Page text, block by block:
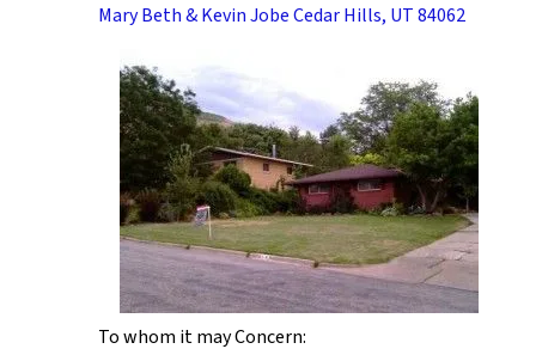
Mary Beth & Kevin Jobe Cedar Hills, UT 84062
To whom it may Concern: